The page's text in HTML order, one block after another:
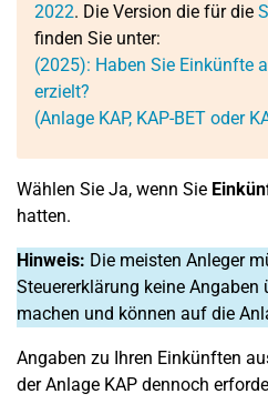
2022. Die Version die für die
finden Sie unter:
(2025): Haben Sie Einkünfte
erzielt?
(Anlage KAP, KAP-BET oder
Wählen Sie Ja, wenn Sie
hatten.
Hinweis: Die meisten Anleger
Steuererklärung keine Angaben
machen und können auf die
Angaben zu Ihren Einkünften
der Anlage KAP dennoch